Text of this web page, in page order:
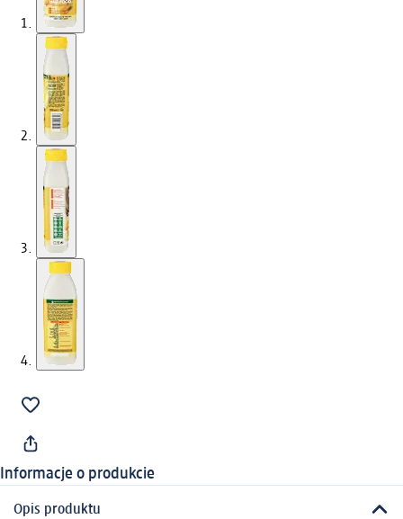
Informacje o produkcie
Opis produktu